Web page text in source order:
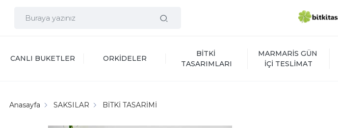
CANLI BUKETLER ORKİDELER
BİTKİ
TASARIMLARI
MARMARİS GÜN
İÇİ TESLİMAT
Anasayfa SAKSILAR BİTKİ TASARİMİ